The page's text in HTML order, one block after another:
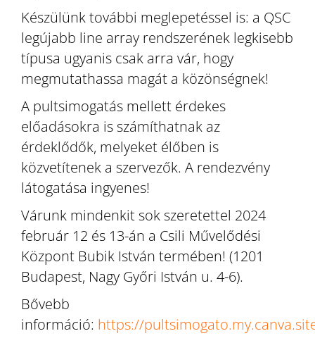
Készülünk további meglepetéssel is: a QSC
legújabb line array rendszerének legkisebb
típusa ugyanis csak arra vár, hogy
megmutathassa magát a közönségnek!
A pultsimogatás mellett érdekes
előadásokra is számíthatnak az
érdeklődők, melyeket élőben is
közvetítenek a szervezők. A rendezvény
látogatása ingyenes!
Várunk mindenkit sok szeretettel 2024
február 12 és 13-án a Csili Művelődési
Központ Bubik István termében! (1201
Budapest, Nagy Győri István u. 4-6).
Bővebb
információ: https://